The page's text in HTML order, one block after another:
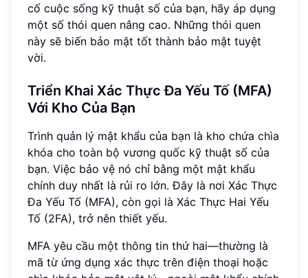
cố cuộc sống kỹ thuật số của bạn, hãy áp dụng
một số thói quen nâng cao. Những thói quen
này sẽ biến bảo mật tốt thành bảo mật tuyệt
vời.
Triển Khai Xác Thực Đa Yếu Tố (MFA)
Với Kho Của Bạn
Trình quản lý mật khẩu của bạn là kho chứa chìa
khóa cho toàn bộ vương quốc kỹ thuật số của
bạn. Việc bảo vệ nó chỉ bằng một mật khẩu
chính duy nhất là rủi ro lớn. Đây là nơi Xác Thực
Đa Yếu Tố (MFA), còn gọi là Xác Thực Hai Yếu
Tố (2FA), trở nên thiết yếu.
MFA yêu cầu một thông tin thứ hai—thường là
mã từ ứng dụng xác thực trên điện thoại hoặc